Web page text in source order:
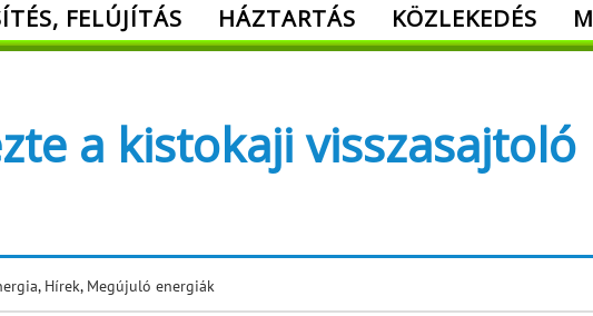
Minden, ami energia!
FELÚJÍTÁS HÁZTARTÁS KÖZLEKEDÉS
a kistokaji visszasajtoló
, Hírek, Megújuló energiák